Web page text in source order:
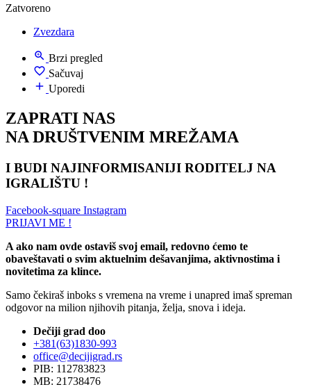
Zatvoreno
Zvezdara
Brzi pregled
Sačuvaj
Uporedi
ZAPRATI NAS
NA DRUŠTVENIM MREŽAMA
I BUDI NAJINFORMISANIJI RODITELJ NA
IGRALIŠTU !
Facebook-square Instagram
PRIJAVI ME !
A ako nam ovde ostaviš svoj email, redovno ćemo te
obaveštavati o svim aktuelnim dešavanjima, aktivnostima i
novitetima za klince.
Samo čekiraš inboks s vremena na vreme i unapred imaš spreman
odgovor na milion njihovih pitanja, želja, snova i ideja.
Dečiji grad doo
+381(63)1830-993
office@decijigrad.rs
PIB: 112783823
MB: 21738476